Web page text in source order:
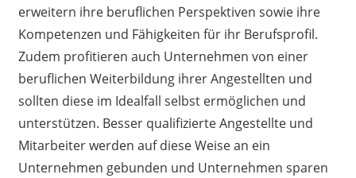
erweitern ihre beruflichen Perspektiven sowie ihre
Kompetenzen und Fähigkeiten für ihr Berufsprofil.
Zudem profitieren auch Unternehmen von einer
beruflichen Weiterbildung ihrer Angestellten und
sollten diese im Idealfall selbst ermöglichen und
unterstützen. Besser qualifizierte Angestellte und
Mitarbeiter werden auf diese Weise an ein
Unternehmen gebunden und Unternehmen sparen